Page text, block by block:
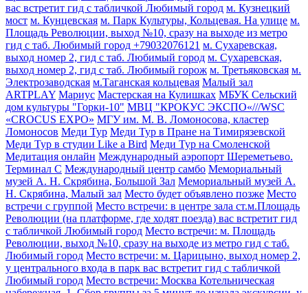
вас встретит гид с табличкой Любимый город м. Кузнецкий
мост м. Кунцевская м. Парк Культуры, Кольцевая. На улице м.
Площадь Революции, выход №10, сразу на выходе из метро
гид с таб. Любимый город +79032076121 м. Сухаревская,
выход номер 2, гид с таб. Любимый город м. Сухаревская,
выход номер 2, гид с таб. Любимый горож м. Третьяковская м.
Электрозаводская м.Таганская кольцевая Малый зал
ARTPLAY Мариус Мастерская на Кулишках МБУК Сельский
дом культуры "Горки-10" МВЦ "КРОКУС ЭКСПО«///WSC
«CROCUS EXPO» МГУ им. М. В. Ломоносова, кластер
Ломоносов Меди Тур Меди Тур в Пране на Тимирязевской
Меди Тур в студии Like a Bird Меди Тур на Смоленской
Медитация онлайн Международный аэропорт Шереметьево.
Терминал С Международный центр самбо Мемориальный
музей А. Н. Скрябина, Большой Зал Мемориальный музей А.
Н. Скрябина, Малый зал Место будет объявлено позже Место
встречи с группой Место встречи: в центре зала ст.м.Площадь
Революции (на платформе, где ходят поезда) вас встретит гид
с табличкой Любимый город Место встречи: м. Площадь
Революции, выход №10, сразу на выходе из метро гид с таб.
Любимый город Место встречи: м. Царицыно, выход номер 2,
у центрального входа в парк вас встретит гид с табличкой
Любимый город Место встречи: Москва Котельническая